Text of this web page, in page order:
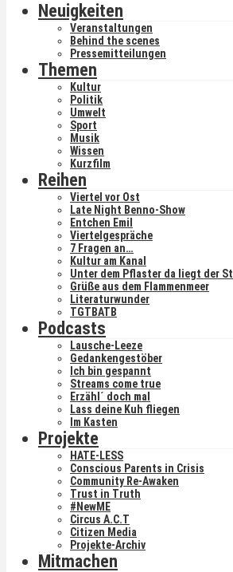
Neuigkeiten
Veranstaltungen
Behind the scenes
Pressemitteilungen
Themen
Kultur
Politik
Umwelt
Sport
Musik
Wissen
Kurzfilm
Reihen
Viertel vor Ost
Late Night Benno-Show
Entchen Emil
Viertelgespräche
7 Fragen an…
Kultur am Kanal
Unter dem Pflaster da liegt der
Grüße aus dem Flammenmeer
Literaturwunder
TGTBATB
Podcasts
Lausche-Leeze
Gedankengestöber
Ich bin gespannt
Streams come true
Erzähl´ doch mal
Lass deine Kuh fliegen
Im Kasten
Projekte
HATE-LESS
Conscious Parents in Crisis
Community Re-Awaken
Trust in Truth
#NewME
Circus A.C.T
Citizen Media
Projekte-Archiv
Mitmachen